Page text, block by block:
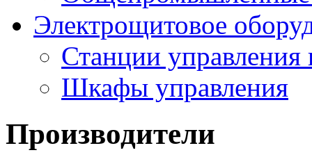
Электрощитовое
Станции управления
Шкафы управления
Производители